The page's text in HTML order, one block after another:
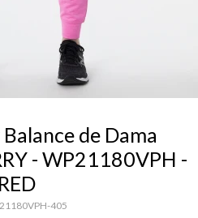
de Dama
- WP21180VPH -
RED
405